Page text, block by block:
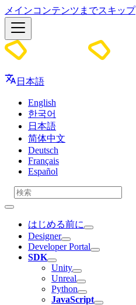
メインコンテンツまでスキップ
日本語
English
한국어
日本語
简体中文
Deutsch
Français
Español
はじめる前に
Designer
Developer Portal
SDK
Unity
Unreal
Python
JavaScript